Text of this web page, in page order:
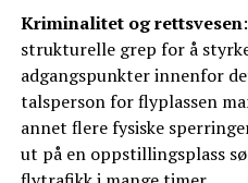
Kriminalitet og rettsvesen
strukturelle grep for å
adgangspunkter innenfor
talsperson for flyplassen
annet flere fysiske
ut på en oppstillingsplass